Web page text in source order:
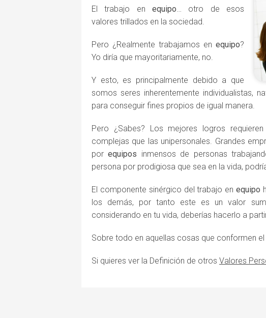
El trabajo en equipo… otro de esos
valores trillados en la sociedad.
Pero ¿Realmente trabajamos en equipo?
Yo diría que mayoritariamente, no.
Y esto, es principalmente debido a que
somos seres inherentemente individualistas,
para conseguir fines propios de igual manera.
Pero ¿Sabes? Los mejores logros
complejas que las unipersonales. Grandes
porequipos inmensos de personas
persona por prodigiosa que sea en la vida,
El componente sinérgico del trabajo enequipo
los demás, por tanto este es un valor
considerando en tu vida, deberías hacerlo a
Sobre todo en aquellas cosas que conformen
Si quieres ver la Definición de otros Valores